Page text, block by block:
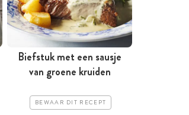
Biefstuk met een sausje
van groene kruiden
BEWAAR DIT RECEPT